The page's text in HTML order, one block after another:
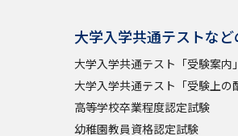
大学入学共通テストな
大学入学共通テスト「受験案内」
大学入学共通テスト「受験上の
高等学校卒業程度認定試験
幼稚園教員資格認定試験